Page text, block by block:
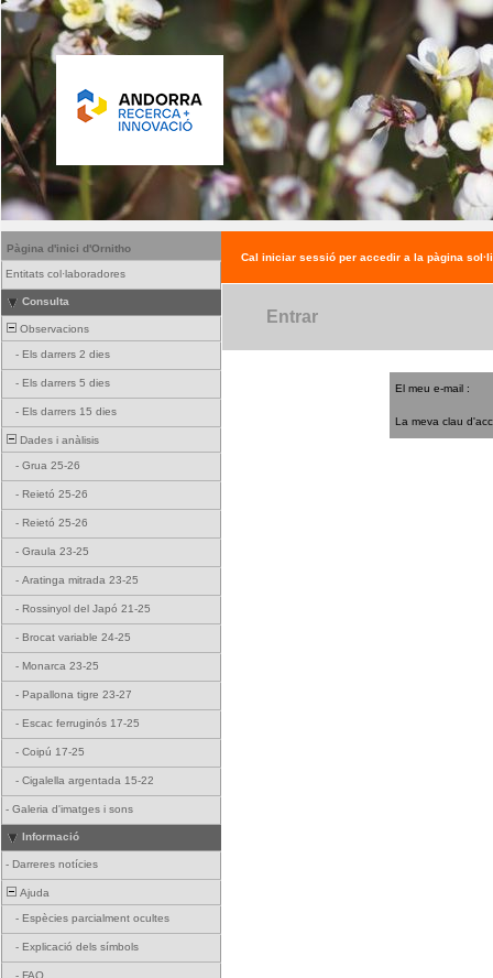
Pàgina d'inici d'Ornitho
Entitats col·laboradores
Consulta
Observacions
- Els darrers 2 dies
- Els darrers 5 dies
- Els darrers 15 dies
Dades i anàlisis
- Grua 25-26
- Reietó 25-26
- Reietó 25-26
- Graula 23-25
- Aratinga mitrada 23-25
- Rossinyol del Japó 21-25
- Brocat variable 24-25
- Monarca 23-25
- Papallona tigre 23-27
- Escac ferruginós 17-25
- Coipú 17-25
- Cigalella argentada 15-22
- Galeria d'imatges i sons
Informació
- Darreres notícies
Ajuda
- Espècies parcialment ocultes
- Explicació dels símbols
- FAQ
Cal iniciar sessió per accedir a la pàgina
Entrar
El meu e-mail :
La meva clau